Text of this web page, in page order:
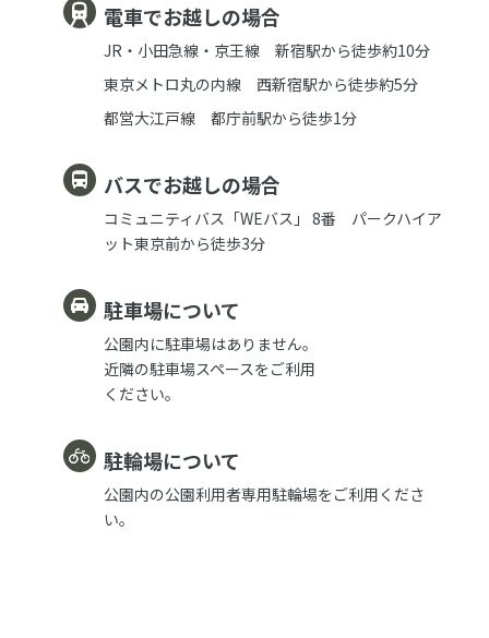
電車でお越しの場合
JR・小田急線・京王線 新宿駅から徒歩約10分
東京メトロ丸の内線 西新宿駅から徒歩約5分
都営大江戸線 都庁前駅から徒歩1分
バスでお越しの場合
コミュニティバス「WEバス」 8番 パークハイア
ット東京前から徒歩3分
駐車場について
公園内に駐車場はありません。
近隣の駐車場スペースをご利用
ください。
駐輪場について
公園内の公園利用者専用駐輪場をご利用くださ
い。